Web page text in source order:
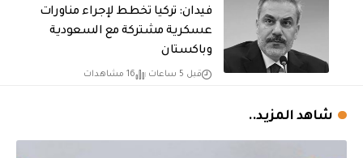
فيدان: تركيا تخطط لإجراء مناورات
عسكرية مشتركة مع السعودية
وباكستان
قبل 5 ساعات 16 مشاهدات
شاهد المزيد..